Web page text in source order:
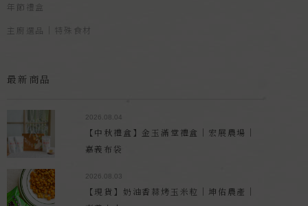
年節禮盒
主廚選品｜特殊食材
最新商品
2026.08.04
【中秋禮盒】金玉滿堂禮盒｜宏展農場｜
嘉義布袋
2026.08.03
【現貨】奶油香蒜烤玉米粒｜坤佑農產｜